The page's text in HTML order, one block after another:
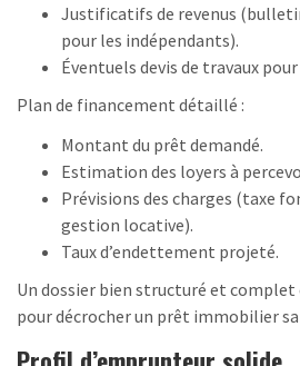
Justificatifs de revenus
pour les indépendants).
Éventuels devis de travaux
Plan de financement détaillé :
Montant du prêt demandé.
Estimation des loyers à
Prévisions des charges (taxe
gestion locative).
Taux d’endettement projeté.
Un dossier bien structuré et
pour décrocher un prêt immobilier